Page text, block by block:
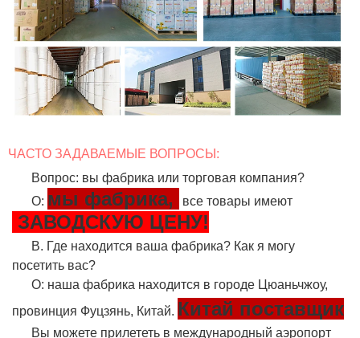
ЧАСТО ЗАДАВАЕМЫЕ ВОПРОСЫ:
Вопрос: вы фабрика или торговая компания?
О: мы фабрика, все товары имеют
ЗАВОДСКУЮ ЦЕНУ!
В. Где находится ваша фабрика? Как я могу
посетить вас?
О: наша фабрика находится в городе Цюаньчжоу,
провинция Фуцзянь, Китай. Китай поставщик
Вы можете прилететь в международный аэропорт